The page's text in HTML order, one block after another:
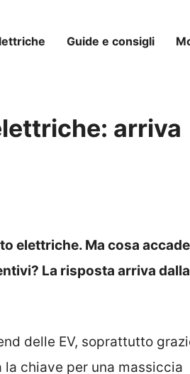
Guide e consigli
arriva
elettriche. Ma cosa accade
La risposta arriva dalla
delle EV, soprattutto
chiave per una massiccia